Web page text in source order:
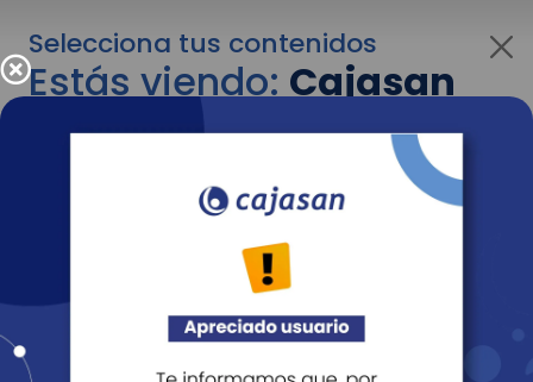
Selecciona tus contenidos
Estás viendo:Cajasan
corporativo
Para cambiar al contenido de tu interés más
adelante recuerda utilizar el menú
Entendido